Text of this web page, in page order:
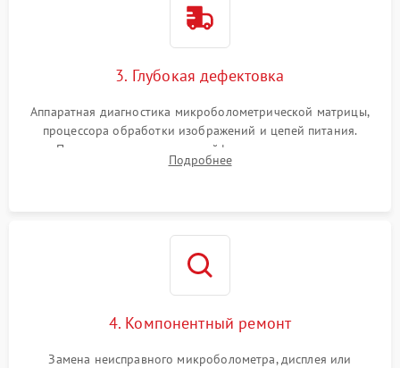
3. Глубокая дефектовка
Аппаратная диагностика микроболометрической матрицы,
процессора обработки изображений и цепей питания.
Проверка целостности шлейфов, модуля памяти и
интерфейсов связи. Выявление сгоревших SMD-компонентов
Подробнее
4. Компонентный ремонт
Замена неисправного микроболометра, дисплея или